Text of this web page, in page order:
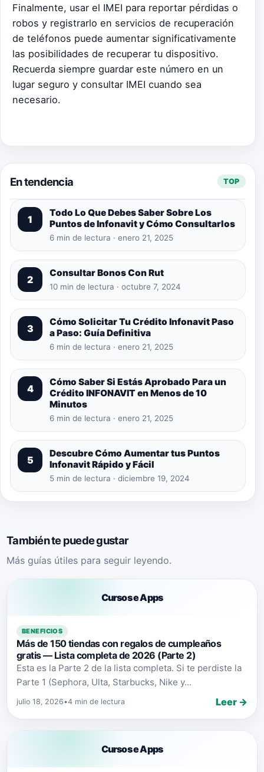
Finalmente, usar el IMEI para reportar pérdidas o
robos y registrarlo en servicios de recuperación
de teléfonos puede aumentar significativamente
las posibilidades de recuperar tu dispositivo.
Recuerda siempre guardar este número en un
lugar seguro y consultar IMEI cuando sea
necesario.
En tendencia TOP
1
Todo Lo Que Debes Saber Sobre Los
Puntos de Infonavit y Cómo Consultarlos
6 min de lectura · enero 21, 2025
2
Consultar Bonos Con Rut
10 min de lectura · octubre 7, 2024
3
Cómo Solicitar Tu Crédito Infonavit Paso
a Paso: Guía Definitiva
6 min de lectura · enero 21, 2025
4
Cómo Saber Si Estás Aprobado Para un
Crédito INFONAVIT en Menos de 10
Minutos
6 min de lectura · enero 21, 2025
5
Descubre Cómo Aumentar tus Puntos
Infonavit Rápido y Fácil
5 min de lectura · diciembre 19, 2024
También te puede gustar
Más guías útiles para seguir leyendo.
Cursos e Apps
BENEFICIOS
Más de 150 tiendas con regalos de cumpleaños
gratis — Lista completa de 2026 (Parte 2)
Esta es la Parte 2 de la lista completa. Si te perdiste la
Parte 1 (Sephora, Ulta, Starbucks, Nike y...
julio 18, 2026•4 min de lectura Leer →
Cursos e Apps